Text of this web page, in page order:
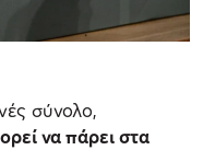
σύνολο,
να πάρει στα